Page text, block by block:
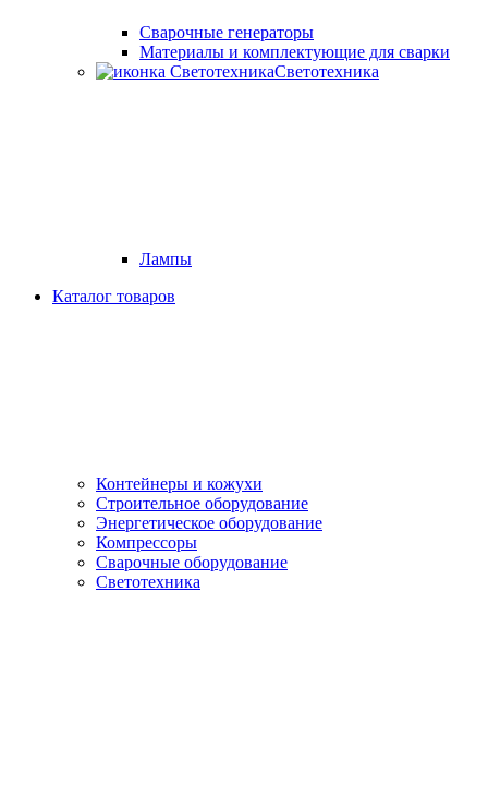
Cварочные генераторы
Материалы и комплектующие для сварки
Светотехника
Лампы
Каталог товаров
Контейнеры и кожухи
Строительное оборудование
Энергетическое оборудование
Компрессоры
Сварочные оборудование
Светотехника